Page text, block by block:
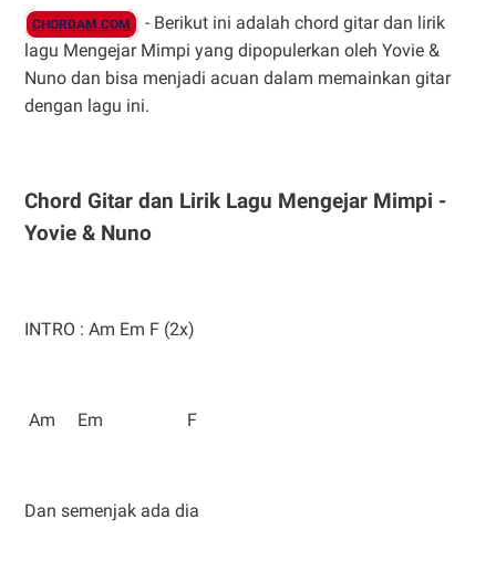
CHORDAM.COM
- Berikut ini adalah chord gitar dan lirik
lagu Mengejar Mimpi yang dipopulerkan oleh Yovie &
Nuno dan bisa menjadi acuan dalam memainkan gitar
dengan lagu ini.
Chord Gitar dan Lirik Lagu Mengejar Mimpi -
Yovie & Nuno
INTRO : Am Em F (2x)
Am Em F
Dan semenjak ada dia